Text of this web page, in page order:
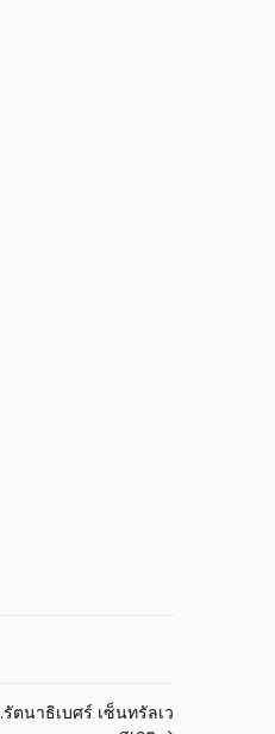
นาธิเบศร์ เซ็นทรัลเว